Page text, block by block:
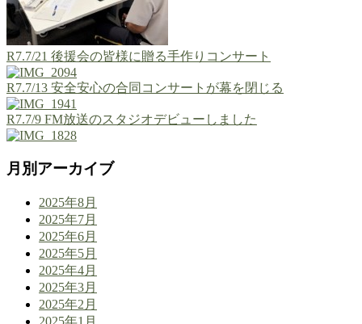
R7.7/21 後援会の皆様に贈る手作りコンサート
R7.7/13 安全安心の合同コンサートが幕を閉じる
R7.7/9 FM放送のスタジオデビューしました
月別アーカイブ
2025年8月
2025年7月
2025年6月
2025年5月
2025年4月
2025年3月
2025年2月
2025年1月